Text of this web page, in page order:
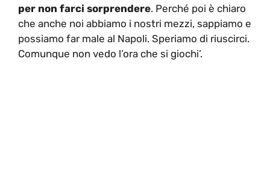
per non farci sorprendere. Perché poi è chiaro
che anche noi abbiamo i nostri mezzi, sappiamo e
possiamo far male al Napoli. Speriamo di riuscirci.
Comunque non vedo l’ora che si giochi’.